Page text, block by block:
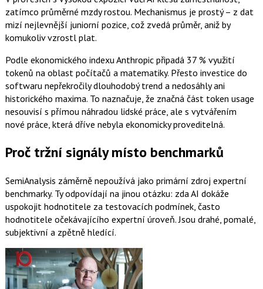
zatímco průměrné mzdy rostou. Mechanismus je prostý – z dat
mizí nejlevnější juniorní pozice, což zvedá průměr, aniž by
komukoliv vzrostl plat.
Podle ekonomického indexu Anthropic připadá 37 % využití
tokenů na oblast počítačů a matematiky. Přesto investice do
softwaru nepřekročily dlouhodobý trend a nedosáhly ani
historického maxima. To naznačuje, že značná část token usage
nesouvisí s přímou náhradou lidské práce, ale s vytvářením
nové práce, která dříve nebyla ekonomicky proveditelná.
Proč tržní signály místo benchmarků
SemiAnalysis záměrně nepoužívá jako primární zdroj expertní
benchmarky. Ty odpovídají na jinou otázku: zda AI dokáže
uspokojit hodnotitele za testovacích podmínek, často
hodnotitele očekávajícího expertní úroveň. Jsou drahé, pomalé,
subjektivní a zpětně hledící.